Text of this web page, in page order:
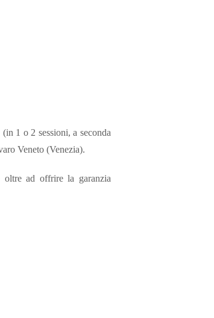
(in 1 o 2 sessioni, a seconda
Veneto (Venezia).
oltre ad offrire la garanzia